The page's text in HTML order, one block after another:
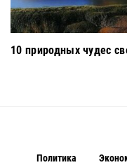
10 природных чудес
Политика